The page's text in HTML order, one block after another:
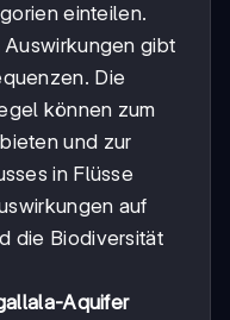
einteilen.
gibt
Die
können zum
und zur
in Flüsse
auf
die Biodiversität
Aquifer